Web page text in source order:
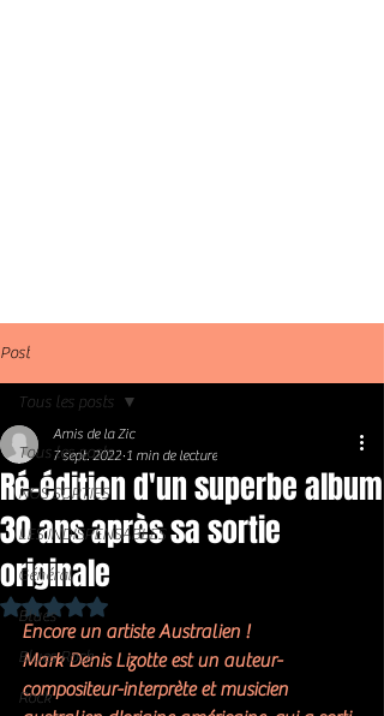
Post
Tous les posts
NOS SORTIES
LES INDISPENSABLES
Général
Blues
Blues Rock
Rock
Tous les posts
Ré-édition d'un superbe album
30 ans après sa sortie
originale
Amis de la Zic
7 sept. 2022 1 min de lecture
Noté NaN étoiles sur 5.
Encore un artiste Australien !
Mark Denis Lizotte est un auteur-
compositeur-interprète et musicien